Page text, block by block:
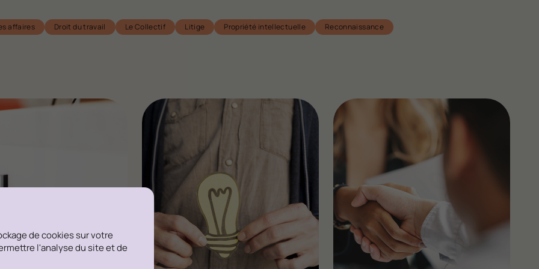
de cookies sur votre
l'analyse du site et de
affaires Droit du travail Le Collectif Litige Propriété intellectuelle Reconnaissance